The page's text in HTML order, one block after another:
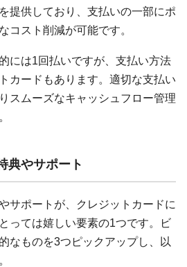
提供しており、支払いの一部にポ
コスト削減が可能です。
には1回払いですが、支払い方法
カードもあります。適切な支払い
スムーズなキャッシュフロー管理
典やサポート
サポートが、クレジットカードに
っては嬉しい要素の1つです。ビ
なものを3つピックアップし、以